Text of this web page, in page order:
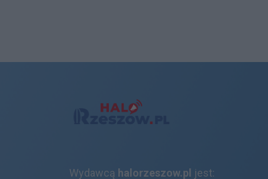
Wydawcą halorzeszow.pl jest: